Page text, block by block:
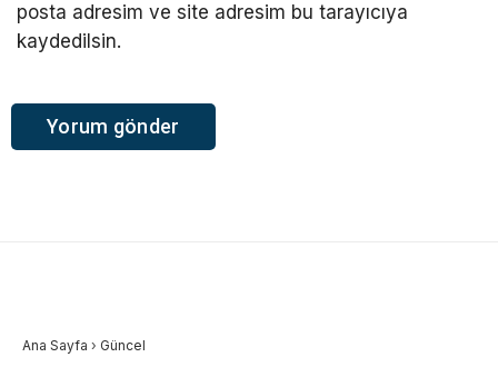
posta adresim ve site adresim bu tarayıcıya
kaydedilsin.
Ana Sayfa › Güncel